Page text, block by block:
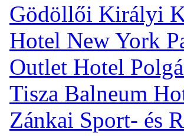
Gödöllői Királyi
Hotel New York
Outlet Hotel
Tisza Balneum
Zánkai Sport- és